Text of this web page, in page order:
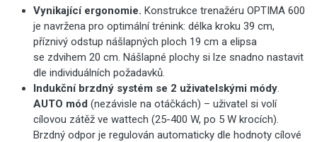
Vynikající ergonomie. Konstrukce trenažéru OPTIMA 600
je navržena pro optimální trénink: délka kroku 39 cm,
příznivý odstup nášlapných ploch 19 cm a elipsa
se zdvihem 20 cm. Nášlapné plochy si lze snadno nastavit
dle individuálních požadavků.
Indukční brzdný systém se 2 uživatelskými módy.
AUTO mód (nezávisle na otáčkách) – uživatel si volí
cílovou zátěž ve wattech (25-400 W, po 5 W krocích).
Brzdný odpor je regulován automaticky dle hodnoty cílové